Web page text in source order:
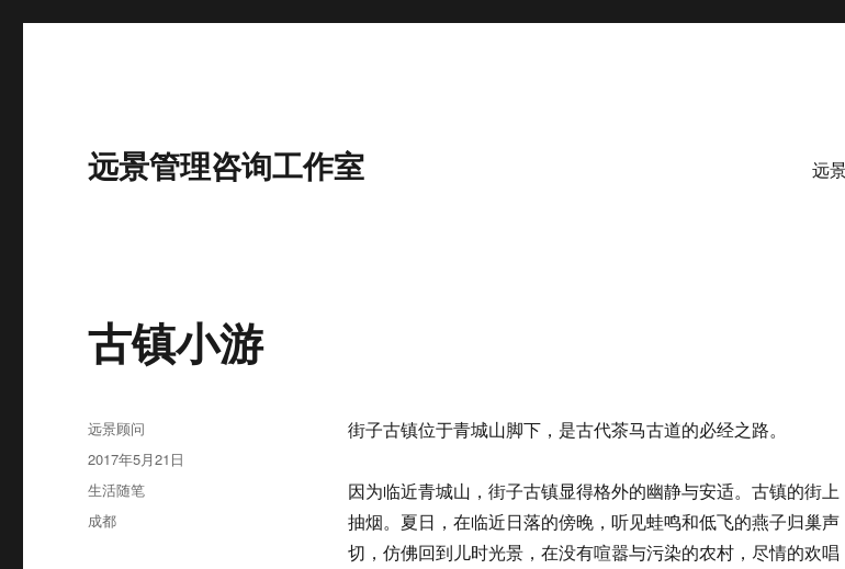
远景管理咨询工作室 远
古镇小游
街子古镇位于青城山脚下，是古代茶马古道的必经之路。
因为临近青城山，街子古镇显得格外的幽静与安适。古镇的街
抽烟。夏日，在临近日落的傍晚，听见蛙鸣和低飞的燕子归巢
切，仿佛回到儿时光景，在没有喧嚣与污染的农村，尽情的欢
作
者
远景顾问
发
布
于
2017年5月21日
分
类
生活随笔
标
成都